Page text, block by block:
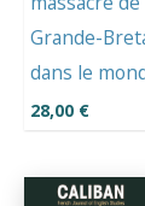
Grande-
dans le
28,00 €